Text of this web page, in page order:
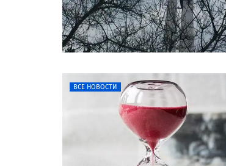
ВСЕ НОВОСТИ